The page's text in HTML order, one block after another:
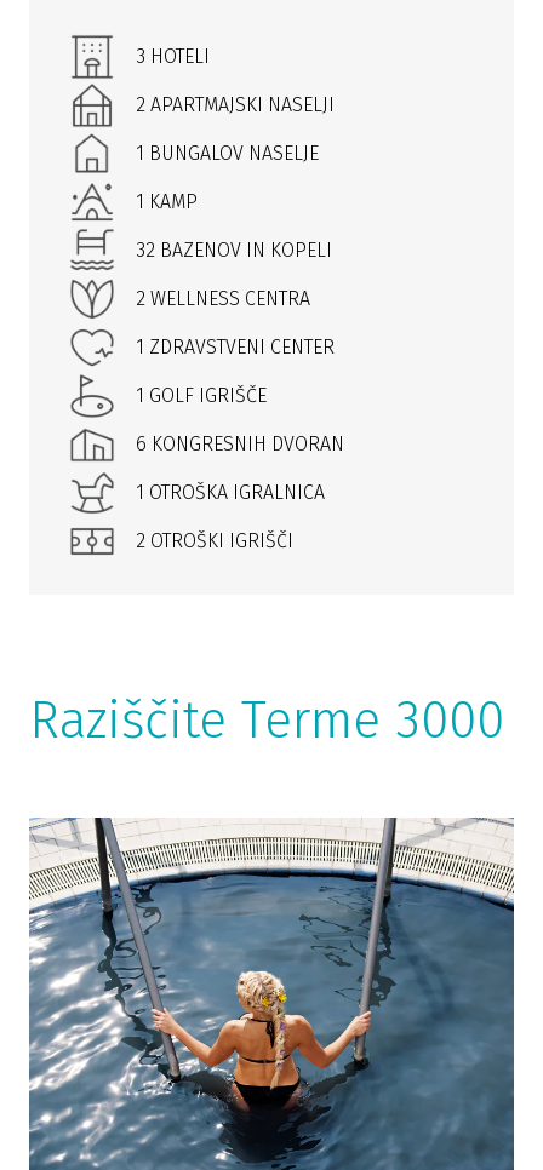
3 HOTELI
2 APARTMAJSKI NASELJI
1 BUNGALOV NASELJE
1 KAMP
32 BAZENOV IN KOPELI
2 WELLNESS CENTRA
1 ZDRAVSTVENI CENTER
1 GOLF IGRIŠČE
6 KONGRESNIH DVORAN
1 OTROŠKA IGRALNICA
2 OTROŠKI IGRIŠČI
Raziščite Terme 3000